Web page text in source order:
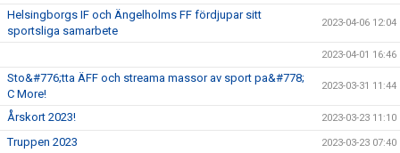
Helsingborgs IF och Ängelholms FF fördjupar sitt
sportsliga samarbete
2023-04-06 12:04
2023-04-01 16:46
Sto&#776;tta ÄFF och streama massor av sport pa&#778;
C More!
2023-03-31 11:44
Årskort 2023! 2023-03-23 11:10
Truppen 2023 2023-03-23 07:40